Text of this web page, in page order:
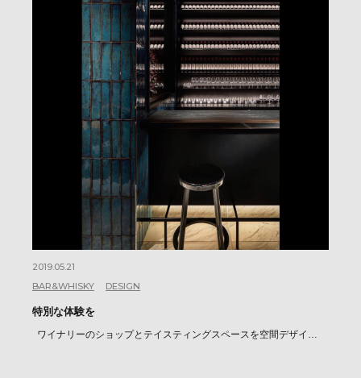
2019.05.21
BAR&WHISKY
DESIGN
特別な体験を
ワイナリーのショップとテイスティングスペースを空間デザイ…